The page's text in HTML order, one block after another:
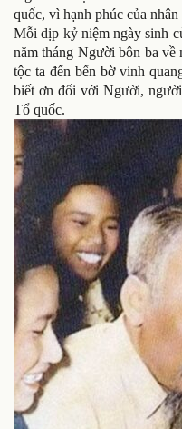
quốc, vì hạnh phúc của nhân
Mỗi dịp kỷ niệm ngày sinh
năm tháng Người bôn ba về
tộc ta đến bến bờ vinh
biết ơn đối với Người,
Tổ quốc.